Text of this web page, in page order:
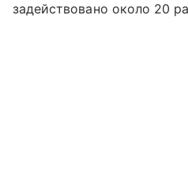
задействовано около 20